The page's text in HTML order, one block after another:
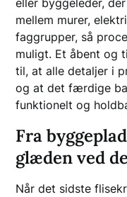
mellem murer,
faggrupper, så
muligt. Et åbent og
til, at alle detaljer i
og at det færdige
funktionelt og
Fra
glæden ved
Når det sidste